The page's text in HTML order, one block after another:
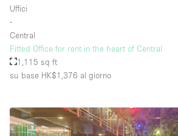
Uffici
∙
Central
Fitted Office for rent in the heart of Central
1,115 sq ft
su base HK$1,376 al giorno